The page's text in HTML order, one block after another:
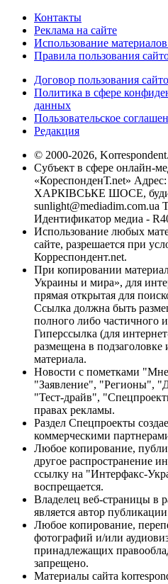
Контакты
Реклама на сайте
Использование
Правила пользования
Договор пользования
Политика в сфере
данных
Пользовательское
Редакция
© 2000-2026,
Субъект в сфере онлайн-
«КореспонденТ.net» Адрес:
ХАРКІВСЬКЕ ШОСЕ,
sunlight@mediadim.com.ua
Идентификатор медиа -
Использование любых
сайте, разрешается при
Корреспондент.net.
При копировании
Украины и мира», для
прямая открытая для
Ссылка должна быть
полного либо частичного
Гиперссылка (для
размещена в подзаголовке
материала.
Новости с пометками
"Заявление", "Регионы",
"Тест-драйв",
правах рекламы.
Раздел Спецпроекты
коммерческими
Любое копирование,
другое распространение
ссылку на "Интерфакс-
воспрещается.
Владелец веб-страницы в
является автор
Любое копирование,
фотографий и/или
принадлежащих
запрещено.
Материалы сайта